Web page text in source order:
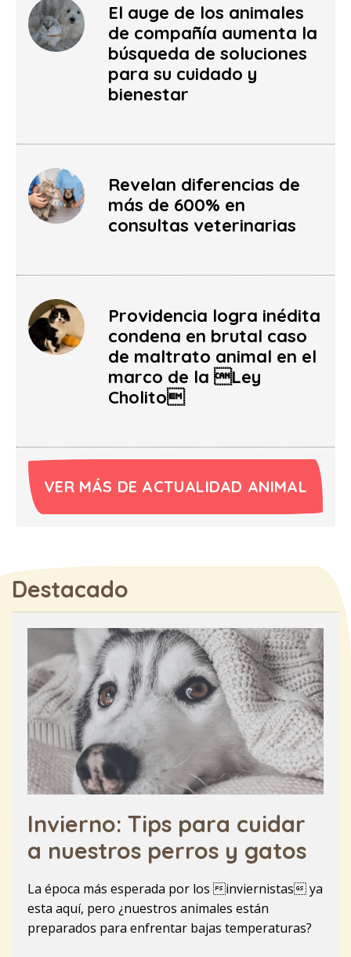
El auge de los animales
de compañía aumenta la
búsqueda de soluciones
para su cuidado y
bienestar
Revelan diferencias de
más de 600% en
consultas veterinarias
Providencia logra inédita
condena en brutal caso
de maltrato animal en el
marco de la Ley
Cholito
VER MÁS DE ACTUALIDAD ANIMAL
Destacado
Invierno: Tips para cuidar
a nuestros perros y gatos
La época más esperada por los inviernistas ya
esta aquí, pero ¿nuestros animales están
preparados para enfrentar bajas temperaturas?